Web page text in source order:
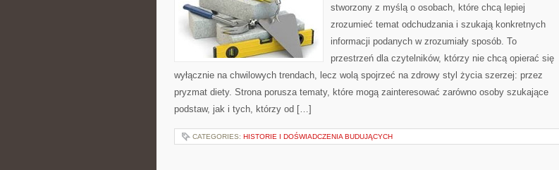
stworzony z myślą o osobach, które chcą lepiej
zrozumieć temat odchudzania i szukają konkretnych
informacji podanych w zrozumiały sposób. To
przestrzeń dla czytelników, którzy nie chcą opierać się
wyłącznie na chwilowych trendach, lecz wolą spojrzeć na zdrowy styl życia szerzej: przez
pryzmat diety. Strona porusza tematy, które mogą zainteresować zarówno osoby szukające
podstaw, jak i tych, którzy od […]
CATEGORIES: HISTORIE I DOŚWIADCZENIA BUDUJĄCYCH